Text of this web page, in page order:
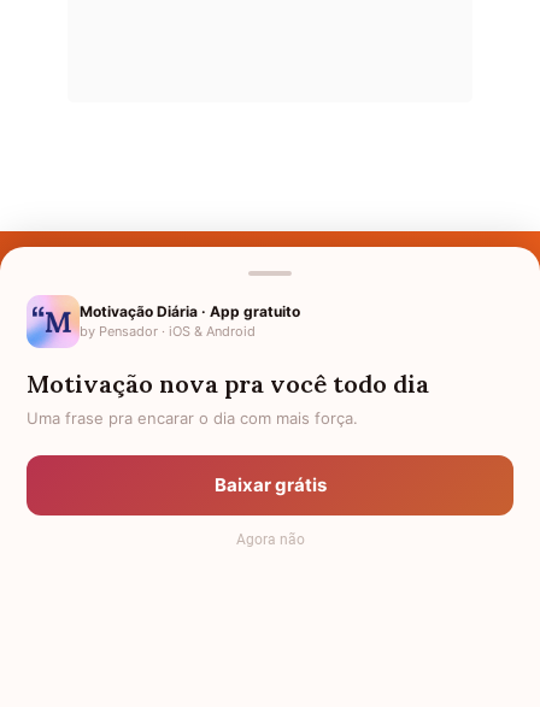
Nomes pelo Mundo
Política de Privacidade
Anuncie
Termos de Uso
Motivação Diária · App gratuito
by Pensador · iOS & Android
Motivação nova pra você todo dia
Uma frase pra encarar o dia com mais força.
Baixar grátis
Agora não